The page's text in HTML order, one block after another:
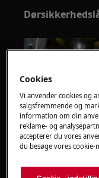
Fjern jernringen,
Cookies
Vi anvender cookies og
salgsfremmende og
information om din
reklame- og
accepterer du vores
du besøge vores cookie-